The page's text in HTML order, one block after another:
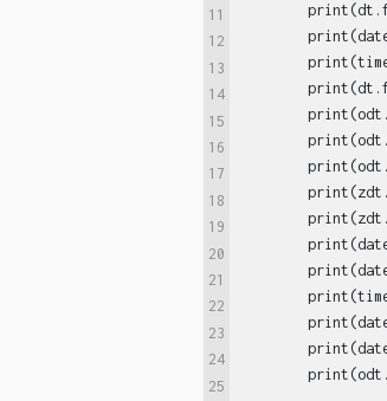
11
12
13
14
15
16
17
18
19
20
21
22
23
24
25